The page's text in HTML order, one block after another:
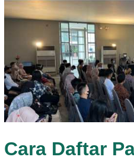
Cara Daftar